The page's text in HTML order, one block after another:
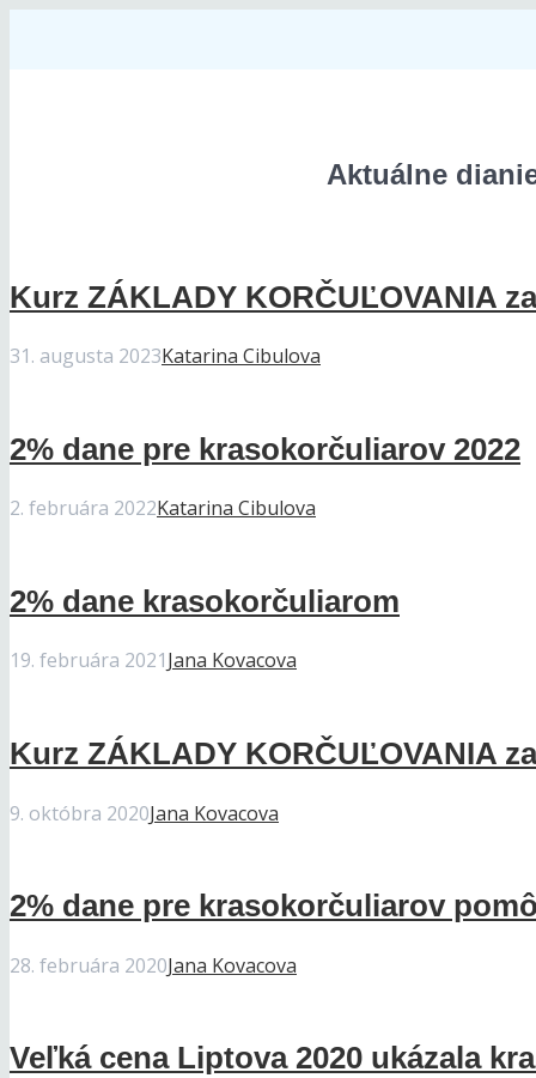
Aktuálne
Kurz ZÁKLADY KORČUĽOVANIA
31. augusta 2023Katarina Cibulova
2% dane pre krasokorčuliarov 2022
2. februára 2022Katarina Cibulova
2% dane krasokorčuliarom
19. februára 2021Jana Kovacova
Kurz ZÁKLADY KORČUĽOVANIA
9. októbra 2020Jana Kovacova
2% dane pre krasokorčuliarov
28. februára 2020Jana Kovacova
Veľká cena Liptova 2020 ukázala